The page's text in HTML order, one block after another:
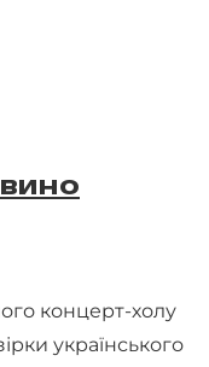
концерт-холу
українського